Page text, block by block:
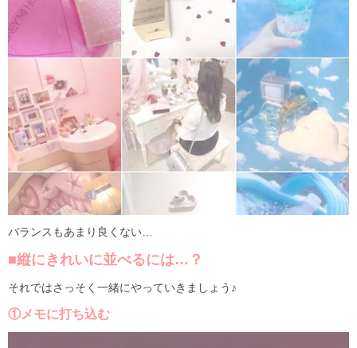
バランスもあまり良くない…
■縦にきれいに並べるには…？
それではさっそく一緒にやっていきましょう♪
①メモに打ち込む